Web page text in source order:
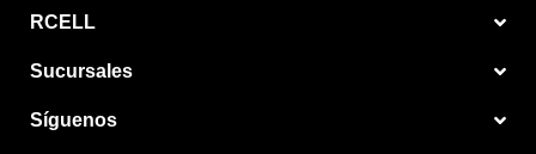
RCELL
Sucursales
Síguenos